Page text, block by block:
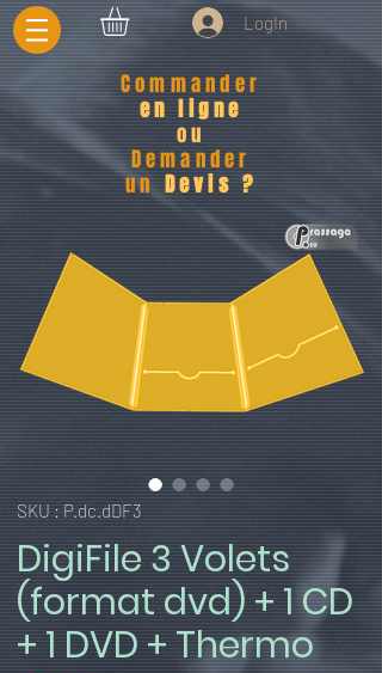
LogIn
Commander
en ligne
ou
Demander
un Devis ?
SKU : P.dc.dDF3
DigiFile 3 Volets
(format dvd) + 1 CD
+ 1 DVD + Thermo